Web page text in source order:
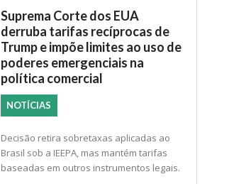
Suprema Corte dos EUA
derruba tarifas recíprocas de
Trump e impõe limites ao uso de
poderes emergenciais na
política comercial
NOTÍCIAS
Decisão retira sobretaxas aplicadas ao
Brasil sob a IEEPA, mas mantém tarifas
baseadas em outros instrumentos legais.